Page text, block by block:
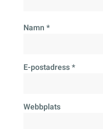
Namn *
E-postadress*
Webbplats